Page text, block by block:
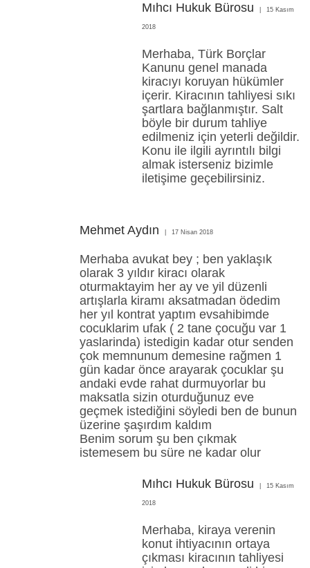
Mıhcı Hukuk Bürosu 15 Kasım
2018
Merhaba, Türk Borçlar
Kanunu genel manada
kiracıyı koruyan hükümler
içerir. Kiracının tahliyesi sıkı
şartlara bağlanmıştır. Salt
böyle bir durum tahliye
edilmeniz için yeterli değildir.
Konu ile ilgili ayrıntılı bilgi
almak isterseniz bizimle
iletişime geçebilirsiniz.
Mehmet Aydın 17 Nisan 2018
Merhaba avukat bey ; ben yaklaşık
olarak 3 yıldır kiracı olarak
oturmaktayim her ay ve yil düzenli
artışlarla kiramı aksatmadan ödedim
her yıl kontrat yaptım evsahibimde
cocuklarim ufak ( 2 tane çocuğu var 1
yaslarinda) istedigin kadar otur senden
çok memnunum demesine rağmen 1
gün kadar önce arayarak çocuklar şu
andaki evde rahat durmuyorlar bu
maksatla sizin oturduğunuz eve
geçmek istediğini söyledi ben de bunun
üzerine şaşırdım kaldım
Benim sorum şu ben çıkmak
istemesem bu süre ne kadar olur
Mıhcı Hukuk Bürosu 15 Kasım
2018
Merhaba, kiraya verenin
konut ihtiyacının ortaya
çıkması kiracının tahliyesi